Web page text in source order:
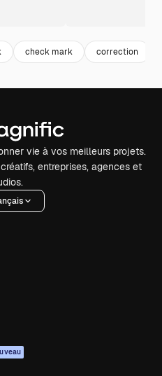
check mark correction
vie à vos meilleurs projets.
entreprises, agences et